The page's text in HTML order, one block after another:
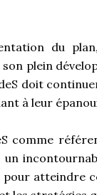
du
plein
doit
à leur
comme
pour atteindre